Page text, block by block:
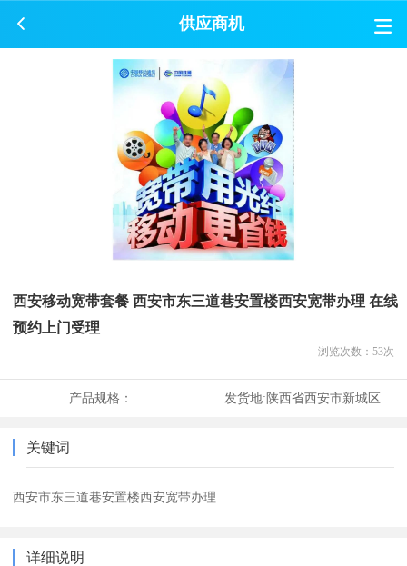
供应商机
西安移动宽带套餐 西安市东三道巷安置楼西安宽带办理 在线
预约上门受理
浏览次数： 53次
产品规格： 发货地:陕西省西安市新城区
关键词
西安市东三道巷安置楼西安宽带办理
详细说明